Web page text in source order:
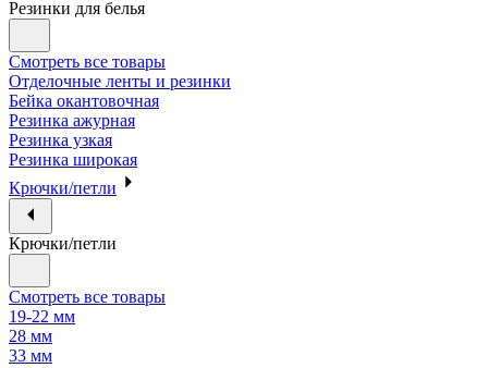
Резинки для белья
Смотреть все товары
Отделочные ленты и резинки
Бейка окантовочная
Резинка ажурная
Резинка узкая
Резинка широкая
Крючки/петли
Крючки/петли
Смотреть все товары
19-22 мм
28 мм
33 мм